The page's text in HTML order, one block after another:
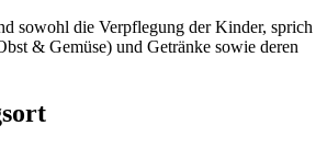
sowohl die Verpflegung der Kinder, sprich
& Gemüse) und Getränke sowie deren